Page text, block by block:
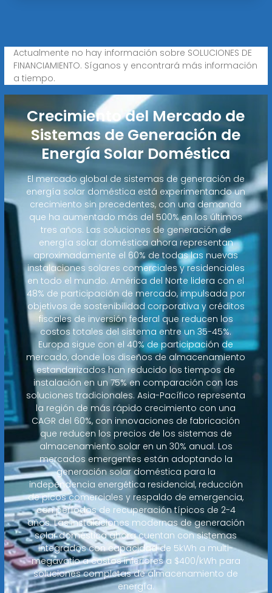
Actualmente no hay información sobre SOLUCIONES DE
FINANCIAMIENTO. Síganos y encontrará más información
a tiempo.
Crecimiento del Mercado de
Sistemas de Generación de
Energía Solar Doméstica
El mercado global de sistemas de generación de
energía solar doméstica está experimentando un
crecimiento sin precedentes, con una demanda
que ha aumentado más del 500% en los últimos
tres años. Las soluciones de generación de
energía solar doméstica ahora representan
aproximadamente el 60% de todas las nuevas
instalaciones solares comerciales y residenciales
en todo el mundo. América del Norte lidera con el
48% de participación de mercado, impulsada por
objetivos de sostenibilidad corporativa y créditos
fiscales de inversión federal que reducen los
costos totales del sistema entre un 35-45%.
Europa sigue con el 40% de participación de
mercado, donde los diseños de almacenamiento
estandarizados han reducido los tiempos de
instalación en un 75% en comparación con las
soluciones tradicionales. Asia-Pacífico representa
la región de más rápido crecimiento con una
CAGR del 60%, con innovaciones de fabricación
que reducen los precios de los sistemas de
almacenamiento solar en un 30% anual. Los
mercados emergentes están adoptando la
generación solar doméstica para la
independencia energética residencial, reducción
de picos comerciales y respaldo de emergencia,
con períodos de recuperación típicos de 2-4
años. Las instalaciones modernas de generación
solar doméstica ahora cuentan con sistemas
integrados con capacidad de 5kWh a multi-
megavatio a costos inferiores a $400/kWh para
soluciones completas de almacenamiento de
energía.